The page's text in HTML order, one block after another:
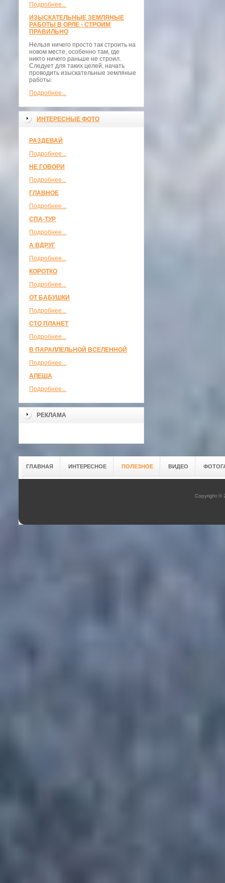
Подробнее...
ИЗЫСКАТЕЛЬНЫЕ ЗЕМЛЯНЫЕ
РАБОТЫ В ОРЛЕ - СТРОИМ
ПРАВИЛЬНО
Нельзя ничего просто так строить на
новом месте, особенно там, где
никто ничего раньше не строил.
Следует для таких целей, начать
проводить изыскательные земляные
работы.
Подробнее...
ИНТЕРЕСНЫЕ ФОТО
РАЗДЕВАЙ
Подробнее...
НЕ ГОВОРИ
Подробнее...
ГЛАВНОЕ
Подробнее...
СПА-ТУР
Подробнее...
А ВДРУГ
Подробнее...
КОРОТКО
Подробнее...
ОТ БАБУШКИ
Подробнее...
СТО ПЛАНЕТ
Подробнее...
В ПАРАЛЛЕЛЬНОЙ ВСЕЛЕННОЙ
Подробнее...
АЛЕША
Подробнее...
РЕКЛАМА
ГЛАВНАЯ ИНТЕРЕСНОЕ ПОЛЕЗНОЕ ВИДЕО
Copyright ©